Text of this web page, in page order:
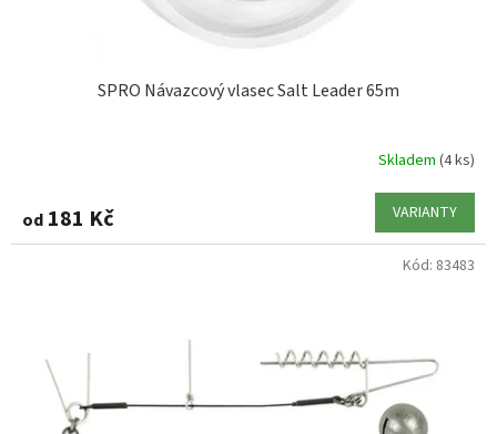
SPRO Návazcový vlasec Salt Leader 65m
Skladem (4 ks)
od 181 Kč VARIANTY
Kód: 83483